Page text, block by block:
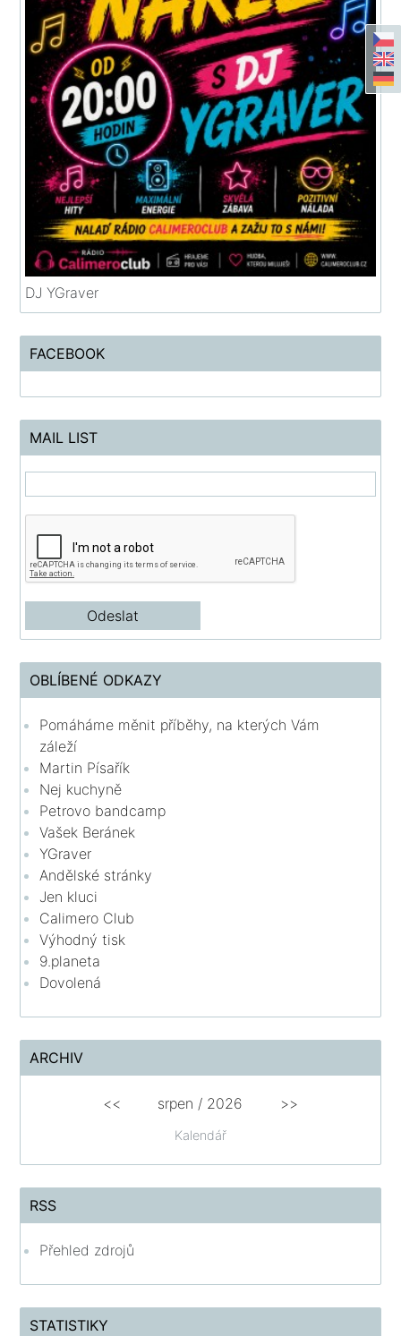
DJ YGraver
FACEBOOK
MAIL LIST
OBLÍBENÉ ODKAZY
Pomáháme měnit příběhy, na kterých Vám
záleží
Martin Písařík
Nej kuchyně
Petrovo bandcamp
Vašek Beránek
YGraver
Andělské stránky
Jen kluci
Calimero Club
Výhodný tisk
9.planeta
Dovolená
ARCHIV
Kalendář
<< srpen / 2026 >>
RSS
Přehled zdrojů
STATISTIKY